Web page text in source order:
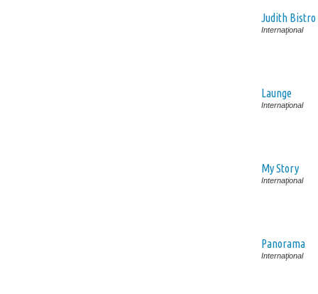
Judith Bistro
Internaţional
Launge
Internaţional
My Story
Internaţional
Panorama
Internaţional